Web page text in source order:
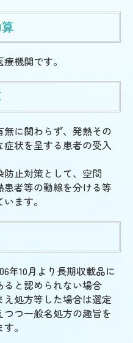
機関です。
に関わらず、発熱その
状を呈する患者の受入
止対策として、空間
者等の動線を分ける等
ます。
年10月より長期収載品に
と認められない場合
処方等した場合は選定
つ一般名処方の趣旨を
。